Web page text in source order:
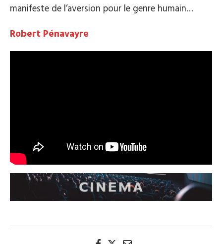
manifeste de l’aversion pour le genre humain…
Robert Pénavayre